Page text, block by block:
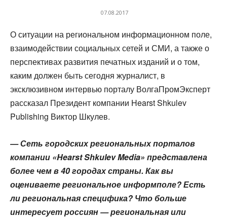
07.08.2017
О ситуации на региональном информационном поле,
взаимодействии социальных сетей и СМИ, а также о
перспективах развития печатных изданий и о том,
каким должен быть сегодня журналист, в
эксклюзивном интервью порталу ВолгаПромЭксперт
рассказал Президент компании Hearst Shkulev
Publishing Виктор Шкулев.
— Сеть городских региональных порталов
компании «Hearst Shkulev Media» представлена
более чем в 40 городах страны. Как вы
оцениваете региональное информполе? Есть
ли региональная специфика? Что больше
интересует россиян — региональная или